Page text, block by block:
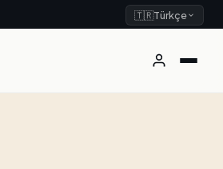
🇹🇷Türkçe